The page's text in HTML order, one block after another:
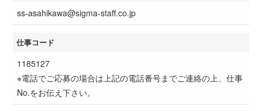
ss-asahikawa@sigma-staff.co.jp
仕事コード
1185127
※電話でご応募の場合は上記の電話番号までご連絡の上、仕事
No.をお伝え下さい。